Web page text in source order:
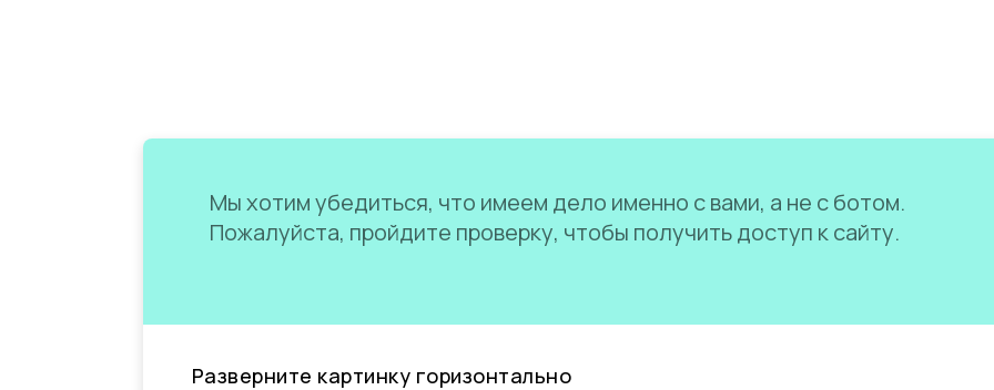
Мы хотим убедиться, что имеем дело именно с вами, а не с ботом.
Пожалуйста, пройдите проверку, чтобы получить доступ к сайту.
Разверните картинку горизонтально